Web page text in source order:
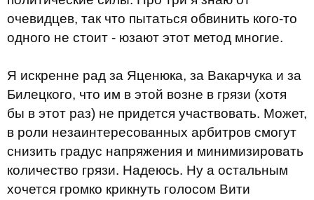
очевидцев, так что пытаться обвинить кого-то
одного не стоит - юзают этот метод многие.
Я искренне рад за Яценюка, за Вакарчука и за
Билецкого, что им в этой возне в грязи (хотя
бы в этот раз) не придется участвовать. Может,
в роли незаинтересованных арбитров смогут
снизить градус напряжения и минимизировать
количество грязи. Надеюсь. Ну а остальным
хочется громко крикнуть голосом Вити